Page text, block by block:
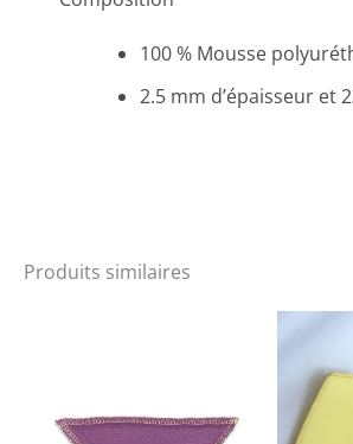
100 % Mousse
2.5 mm d’épaisseur et
Produits similaires